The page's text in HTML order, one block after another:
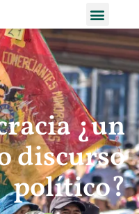
¿un
discurso
político?